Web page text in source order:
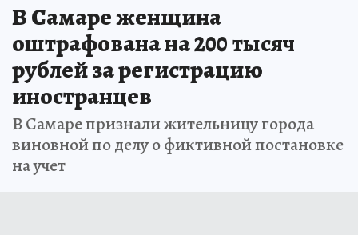
В Самаре женщина
оштрафована на 200 тысяч
рублей за регистрацию
иностранцев
В Самаре признали жительницу города
виновной по делу о фиктивной постановке
на учет